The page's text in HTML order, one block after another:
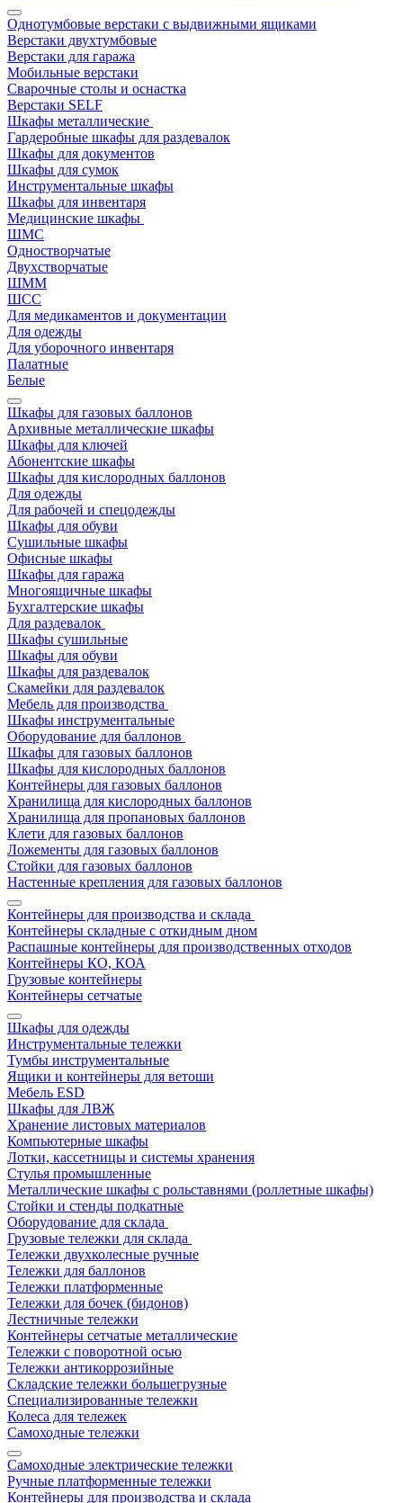
Однотумбовые верстаки с выдвижными ящиками
Верстаки двухтумбовые
Верстаки для гаража
Мобильные верстаки
Сварочные столы и оснастка
Верстаки SELF
Шкафы металлические
Гардеробные шкафы для раздевалок
Шкафы для документов
Шкафы для сумок
Инструментальные шкафы
Шкафы для инвентаря
Медицинские шкафы
ШМС
Одностворчатые
Двухстворчатые
ШММ
ШСС
Для медикаментов и документации
Для одежды
Для уборочного инвентаря
Палатные
Белые
Шкафы для газовых баллонов
Архивные металлические шкафы
Шкафы для ключей
Абонентские шкафы
Шкафы для кислородных баллонов
Для одежды
Для рабочей и спецодежды
Шкафы для обуви
Сушильные шкафы
Офисные шкафы
Шкафы для гаража
Многоящичные шкафы
Бухгалтерские шкафы
Для раздевалок
Шкафы сушильные
Шкафы для обуви
Шкафы для раздевалок
Скамейки для раздевалок
Мебель для производства
Шкафы инструментальные
Оборудование для баллонов
Шкафы для газовых баллонов
Шкафы для кислородных баллонов
Контейнеры для газовых баллонов
Хранилища для кислородных баллонов
Хранилища для пропановых баллонов
Клети для газовых баллонов
Ложементы для газовых баллонов
Стойки для газовых баллонов
Настенные крепления для газовых баллонов
Контейнеры для производства и склада
Контейнеры складные с откидным дном
Распашные контейнеры для производственных отходов
Контейнеры КО, КОА
Грузовые контейнеры
Контейнеры сетчатые
Шкафы для одежды
Инструментальные тележки
Тумбы инструментальные
Ящики и контейнеры для ветоши
Мебель ESD
Шкафы для ЛВЖ
Хранение листовых материалов
Компьютерные шкафы
Лотки, кассетницы и системы хранения
Стулья промышленные
Металлические шкафы с рольставнями (роллетные шкафы)
Стойки и стенды подкатные
Оборудование для склада
Грузовые тележки для склада
Тележки двухколесные ручные
Тележки для баллонов
Тележки платформенные
Тележки для бочек (бидонов)
Лестничные тележки
Контейнеры сетчатые металлические
Тележки с поворотной осью
Тележки антикоррозийные
Складские тележки большегрузные
Специализированные тележки
Колеса для тележек
Самоходные тележки
Самоходные электрические тележки
Ручные платформенные тележки
Контейнеры для производства и склада